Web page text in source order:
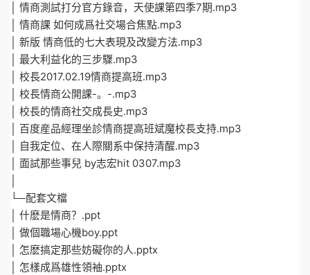
│ 情商測試打分官方錄音，天使課第四季7期.mp3
│ 情商課 如何成爲社交場合焦點.mp3
│ 新版 情商低的七大表現及改變方法.mp3
│ 最大利益化的三步驟.mp3
│ 校長2017.02.19情商提高班.mp3
│ 校長情商公開課-。-.mp3
│ 校長的情商社交成長史.mp3
│ 百度産品經理坐診情商提高班斌魔校長支持.mp3
│ 自我定位、在人際關系中保持清醒.mp3
│ 面試那些事兒 by志宏hit 0307.mp3
└─配套文檔
│ 什麽是情商？.ppt
│ 做個職場心機boy.ppt
│ 怎麽搞定那些妨礙你的人.pptx
│ 怎樣成爲雄性領袖.pptx